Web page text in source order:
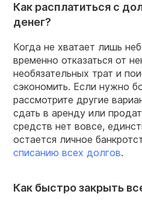
Как расплатиться с
денег?
Когда не хватает лишь
временно отказаться от
необязательных трат и
сэкономить. Если нужно
рассмотрите другие
сдать в аренду или
средств нет вовсе,
остается личное
списанию всех долгов.
Как быстро закрыть